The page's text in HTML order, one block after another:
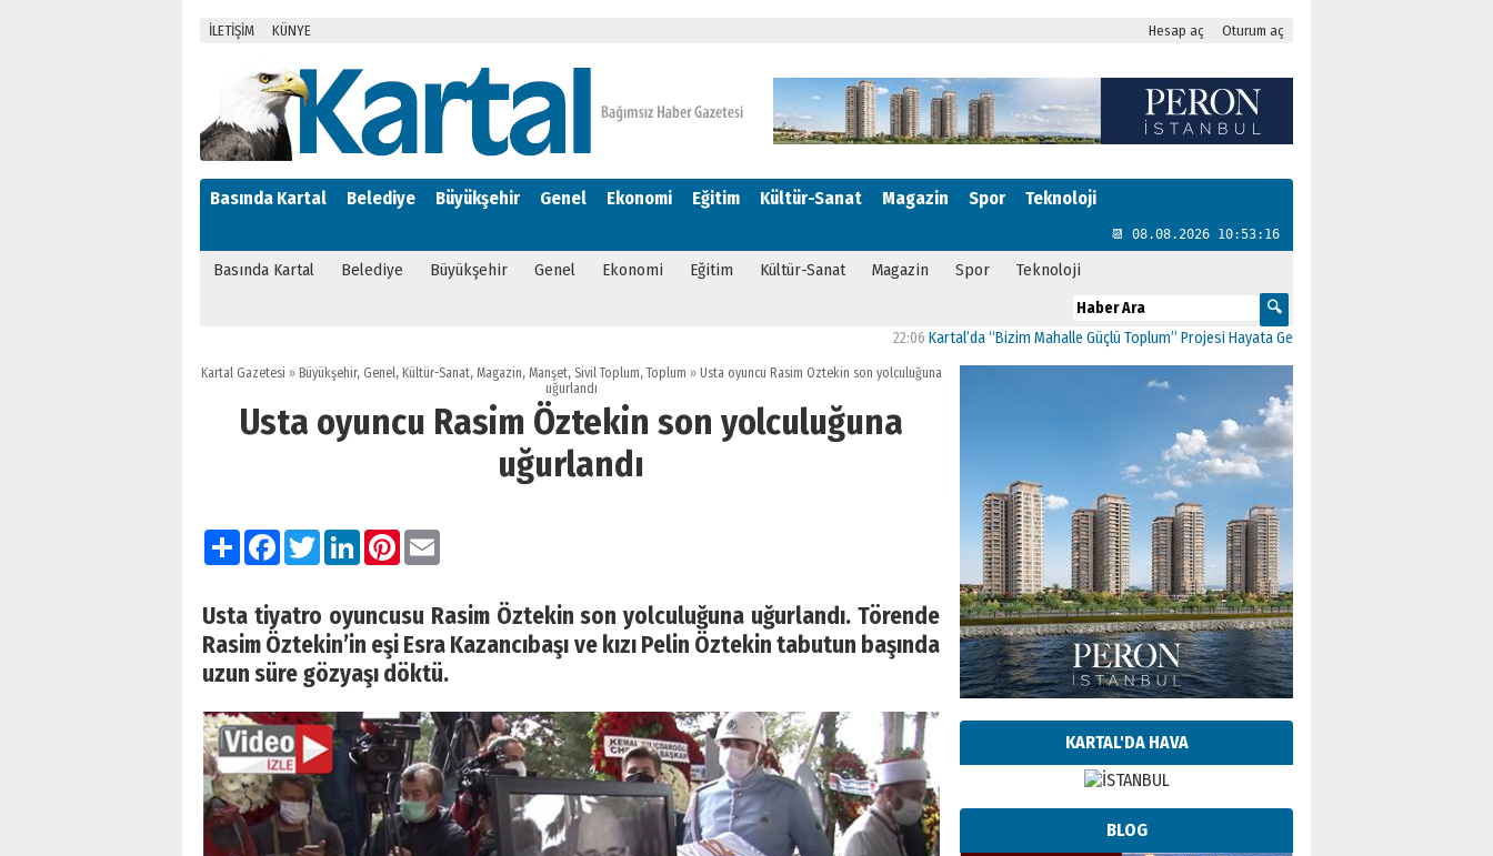
İLETİŞİM KÜNYE Hesap aç Oturum aç
Basında Kartal Belediye Büyükşehir Genel Ekonomi Eğitim Kültür-Sanat Magazin Spor Teknoloji
📆 08.08.2026 10:53:17
Basında Kartal Belediye Büyükşehir Genel Ekonomi Eğitim Kültür-Sanat Magazin Spor Teknoloji
Kartal’da “Bizim Mahalle Güçlü Toplum” Projesi Hayata Geçti 11:41CHP Kartal’da Gülşen Neşe
Kartal Gazetesi » Büyükşehir, Genel, Kültür-Sanat, Magazin, Manşet, Sivil Toplum,Toplum »Usta oyuncu Rasim Öztekin son yolculuğuna
uğurlandı
Usta oyuncu Rasim Öztekin son yolculuğuna
uğurlandı
PaylaşFacebook
TwitterLinkedInPinterest
Usta tiyatro oyuncusu Rasim Öztekin son yolculuğuna uğurlandı. Törende
Rasim Öztekin’in eşi Esra Kazancıbaşı ve kızı Pelin Öztekin tabutun başında
uzun süre gözyaşı döktü.
KARTAL'DA HAVA
BLOG